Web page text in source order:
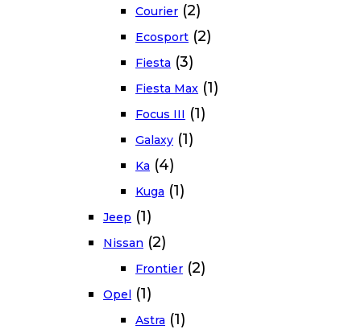
Courier (2)
Ecosport (2)
Fiesta (3)
Fiesta Max (1)
Focus III (1)
Galaxy (1)
Ka (4)
Kuga (1)
Jeep (1)
Nissan (2)
Frontier (2)
Opel (1)
Astra (1)